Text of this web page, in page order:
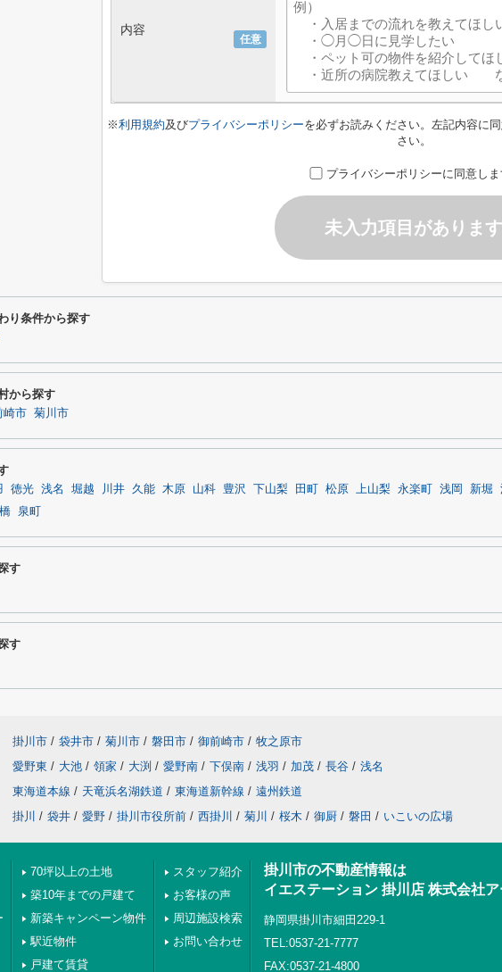
任意
内容
※利用規約及びプライバシーポリシーを必ずお読みください。左記内容に
さい。
プライバシーポリシーに同意し
未入力項目があります
り条件から探す
から探す
崎市 菊川市
徳光 浅名 堀越 川井 久能 木原 山科 豊沢 下山梨 田町 松原 上山梨 永楽町 浅岡 新堀
泉町
す
す
掛川市 / 袋井市 / 菊川市 / 磐田市 / 御前崎市 / 牧之原市
愛野東 / 大池 / 領家 / 大渕 / 愛野南 / 下俣南 / 浅羽 / 加茂 / 長谷 / 浅名
東海道本線 / 天竜浜名湖鉄道 / 東海道新幹線 / 遠州鉄道
掛川 / 袋井 / 愛野 / 掛川市役所前 / 西掛川 / 菊川 / 桜木 / 御厨 / 磐田 / いこいの広場
70坪以上の土地
築10年までの戸建て
新築キャンペーン物件
駅近物件
戸建て賃貸
スタッフ紹介
お客様の声
周辺施設検索
お問い合わせ
掛川市の不動産情報は
イエステーション 掛川店 株式会社
静岡県掛川市細田229-1
TEL:0537-21-7777
FAX:0537-21-4800